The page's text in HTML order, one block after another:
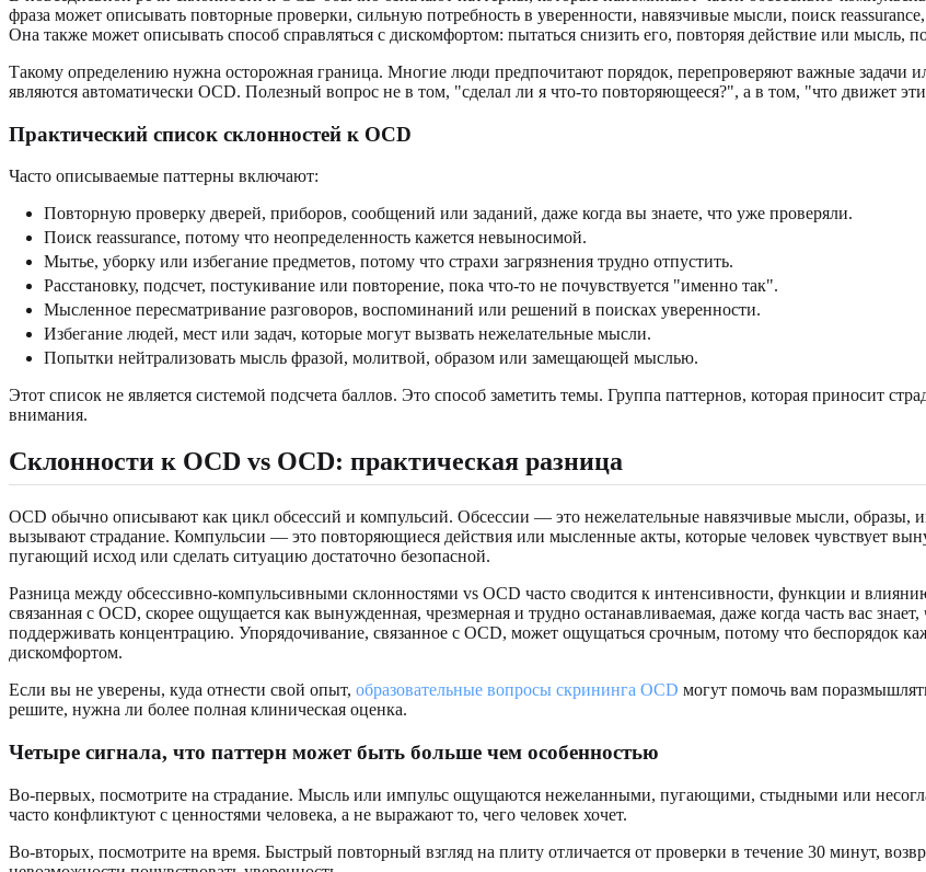
фраза может описывать повторные проверки, сильную потребность в уверенности, навязчивые мысли, поиск
Она также может описывать способ справляться с дискомфортом: пытаться снизить его, повторяя действие или мысль,
Такому определению нужна осторожная граница. Многие люди предпочитают порядок, перепроверяют важные
являются автоматически OCD. Полезный вопрос не в том, "сделал ли я что-то повторяющееся?", а в том, "что движет
Практический список склонностей к OCD
Часто описываемые паттерны включают:
Повторную проверку дверей, приборов, сообщений или заданий, даже когда вы знаете, что уже проверяли.
Поиск reassurance, потому что неопределенность кажется невыносимой.
Мытье, уборку или избегание предметов, потому что страхи загрязнения трудно отпустить.
Расстановку, подсчет, постукивание или повторение, пока что-то не почувствуется "именно так".
Мысленное пересматривание разговоров, воспоминаний или решений в поисках уверенности.
Избегание людей, мест или задач, которые могут вызвать нежелательные мысли.
Попытки нейтрализовать мысль фразой, молитвой, образом или замещающей мыслью.
Этот список не является системой подсчета баллов. Это способ заметить темы. Группа паттернов, которая приносит
внимания.
Склонности к OCD vs OCD: практическая разница
OCD обычно описывают как цикл обсессий и компульсий. Обсессии — это нежелательные навязчивые мысли, образы,
вызывают страдание. Компульсии — это повторяющиеся действия или мысленные акты, которые человек чувствует
пугающий исход или сделать ситуацию достаточно безопасной.
Разница между обсессивно-компульсивными склонностями vs OCD часто сводится к интенсивности, функции и
связанная с OCD, скорее ощущается как вынужденная, чрезмерная и трудно останавливаемая, даже когда часть вас
поддерживать концентрацию. Упорядочивание, связанное с OCD, может ощущаться срочным, потому что беспорядок
дискомфортом.
Если вы не уверены, куда отнести свой опыт, образовательные вопросы скрининга OCD могут помочь вам
решите, нужна ли более полная клиническая оценка.
Четыре сигнала, что паттерн может быть больше чем особенностью
Во-первых, посмотрите на страдание. Мысль или импульс ощущаются нежеланными, пугающими, стыдными или
часто конфликтуют с ценностями человека, а не выражают то, чего человек хочет.
Во-вторых, посмотрите на время. Быстрый повторный взгляд на плиту отличается от проверки в течение 30 минут,